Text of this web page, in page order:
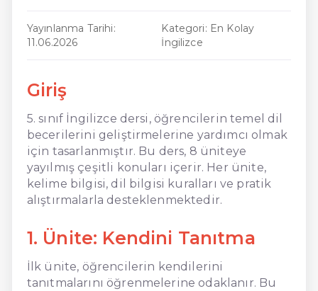
Yayınlanma Tarihi:
11.06.2026
Kategori: En Kolay
İngilizce
Giriş
5. sınıf İngilizce dersi, öğrencilerin temel dil
becerilerini geliştirmelerine yardımcı olmak
için tasarlanmıştır. Bu ders, 8 üniteye
yayılmış çeşitli konuları içerir. Her ünite,
kelime bilgisi, dil bilgisi kuralları ve pratik
alıştırmalarla desteklenmektedir.
1. Ünite: Kendini Tanıtma
İlk ünite, öğrencilerin kendilerini
tanıtmalarını öğrenmelerine odaklanır. Bu